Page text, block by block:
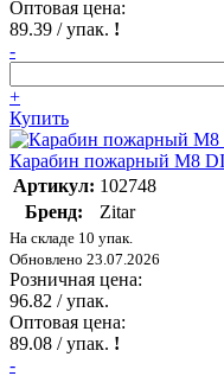
Оптовая цена:
89.39 / упак. !
-
+
Купить
Карабин пожарный М8
Артикул: 102748
Бренд:
Zitar
На складе 10 упак.
Обновлено 23.07.2026
Розничная цена:
96.82 / упак.
Оптовая цена:
89.08 / упак. !
-